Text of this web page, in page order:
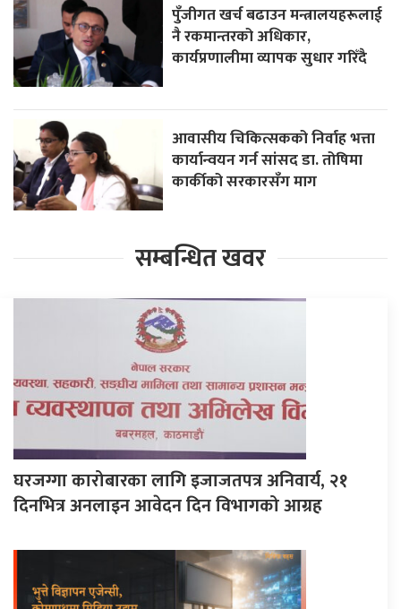
पुँजीगत खर्च बढाउन मन्त्रालयहरूलाई
नै रकमान्तरको अधिकार,
कार्यप्रणालीमा व्यापक सुधार गरिँदै
आवासीय चिकित्सकको निर्वाह भत्ता
कार्यान्वयन गर्न सांसद डा. तोषिमा
कार्कीको सरकारसँग माग
सम्बन्धित खवर
घरजग्गा कारोबारका लागि इजाजतपत्र अनिवार्य, २१
दिनभित्र अनलाइन आवेदन दिन विभागको आग्रह